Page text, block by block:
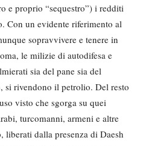
e proprio “sequestro”) i redditi
Con un evidente riferimento al
sopravvivere e tenere in
le milizie di autodifesa e
sia del pane sia del
si rivendono il petrolio. Del resto
visto che sgorga su quei
turcomanni, armeni e altre
dalla presenza di Daesh